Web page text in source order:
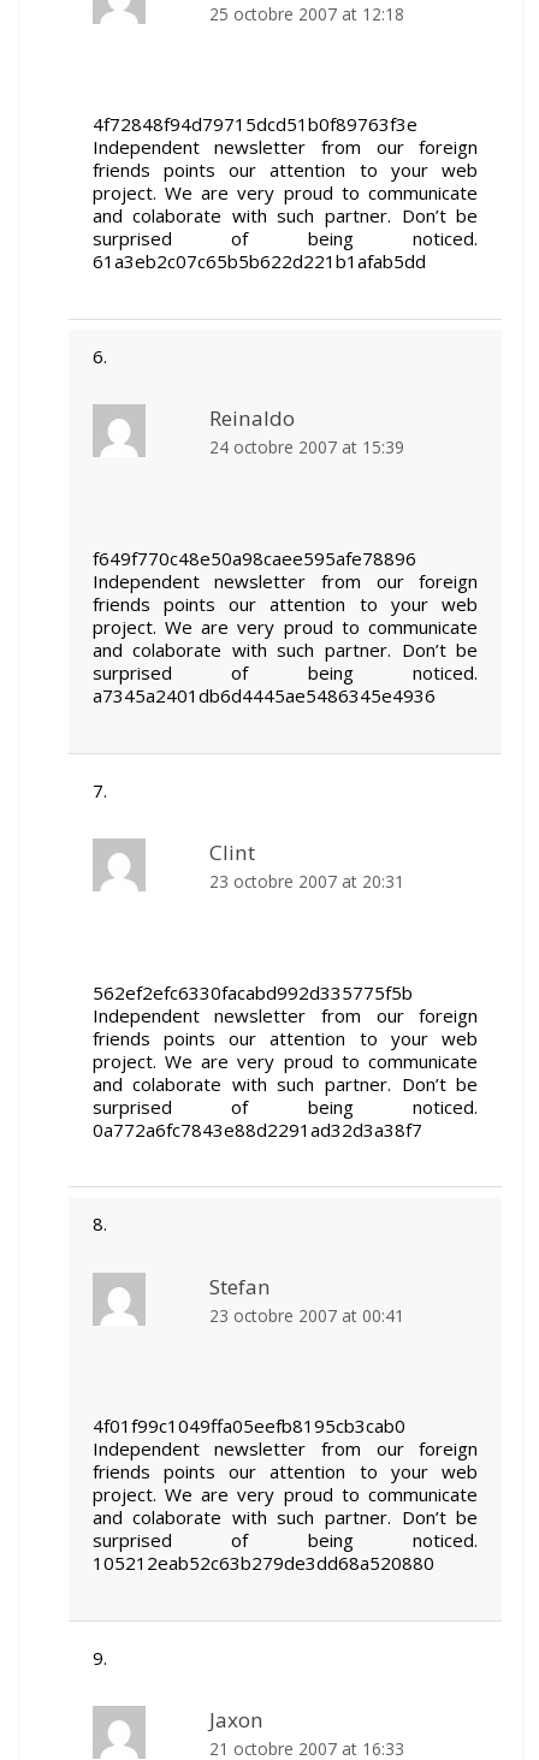
25 octobre 2007 at 12:18
4f72848f94d79715dcd51b0f89763f3e
Independent newsletter from our foreign
friends points our attention to your web
project. We are very proud to communicate
and colaborate with such partner. Don’t be
surprised of being noticed.
61a3eb2c07c65b5b622d221b1afab5dd
Reinaldo
24 octobre 2007 at 15:39
f649f770c48e50a98caee595afe78896
Independent newsletter from our foreign
friends points our attention to your web
project. We are very proud to communicate
and colaborate with such partner. Don’t be
surprised of being noticed.
a7345a2401db6d4445ae5486345e4936
Clint
23 octobre 2007 at 20:31
562ef2efc6330facabd992d335775f5b
Independent newsletter from our foreign
friends points our attention to your web
project. We are very proud to communicate
and colaborate with such partner. Don’t be
surprised of being noticed.
0a772a6fc7843e88d2291ad32d3a38f7
Stefan
23 octobre 2007 at 00:41
4f01f99c1049ffa05eefb8195cb3cab0
Independent newsletter from our foreign
friends points our attention to your web
project. We are very proud to communicate
and colaborate with such partner. Don’t be
surprised of being noticed.
105212eab52c63b279de3dd68a520880
Jaxon
21 octobre 2007 at 16:33